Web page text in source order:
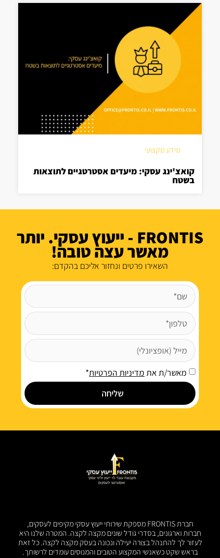
מידע מקצועי
קואצ'ינג עסקי: מיעדים אסטרטגיים לתוצאות
בשטח
FRONTIS - ייעוץ עסקי. יותר
מאשר עצה טובה!
השאירו פרטים ונחזור אליכם בהקדם:
מאשר/ת את מדיניות הפרטיות*
שליחה
חברת FRONTIS מספקת שירותי ייעוץ עסקי מקיפים לעסקים,
חברות וארגונים, בסדרי גודל שונים מקצה לקצה. המטרה שלנו היא
לעזור לך להתנהל בצורה יעילה ונכונה בעסק מקצה לקצה. כל זאת
בראש שקט כשאנשי המקצוע הטובים והמנוסים עומדים לרשותך.